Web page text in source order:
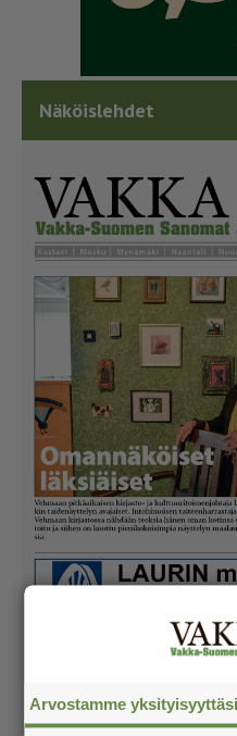
Näköislehdet
Arvostamme yksityisyyttäsi